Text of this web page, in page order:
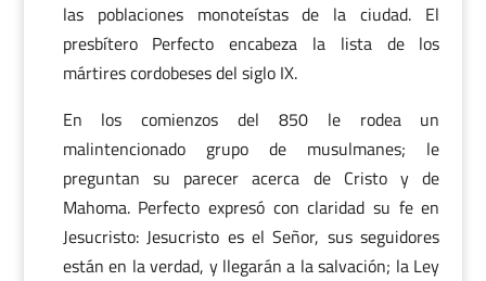
las poblaciones monoteístas de la ciudad. El
presbítero Perfecto encabeza la lista de los
mártires cordobeses del siglo IX.
En los comienzos del 850 le rodea un
malintencionado grupo de musulmanes; le
preguntan su parecer acerca de Cristo y de
Mahoma. Perfecto expresó con claridad su fe en
Jesucristo: Jesucristo es el Señor, sus seguidores
están en la verdad, y llegarán a la salvación; la Ley